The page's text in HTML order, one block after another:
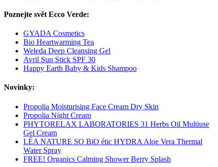
Poznejte svět Ecco Verde:
GYADA Cosmetics
Bio Heartwarming Tea
Weleda Deep Cleansing Gel
Avril Sun Stick SPF 30
Happy Earth Baby & Kids Shampoo
Novinky:
Propolia Moisturising Face Cream Dry Skin
Propolia Night Cream
PHYTORELAX LABORATORIES 31 Herbs Oil Multiuse
Gel Cream
LÉA NATURE SO BiO étic HYDRA Aloe Vera Thermal
Water Spray
FREE! Organics Calming Shower Berry Splash